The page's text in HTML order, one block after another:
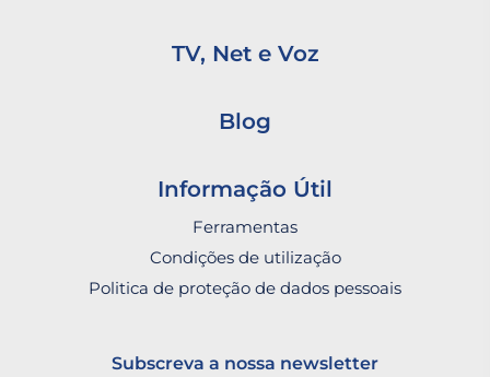
TV, Net e Voz
Blog
Informação Útil
Ferramentas
Condições de utilização
Politica de proteção de dados pessoais
Subscreva a nossa newsletter